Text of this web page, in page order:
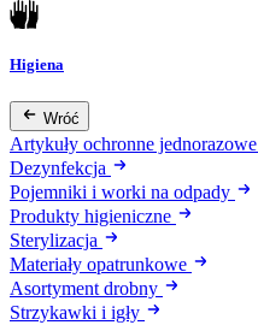
Higiena
Wróć
Artykuły ochronne jednorazowe
Dezynfekcja
Pojemniki i worki na odpady
Produkty higieniczne
Sterylizacja
Materiały opatrunkowe
Asortyment drobny
Strzykawki i igły